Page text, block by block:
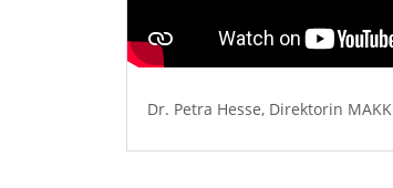
Dr. Petra Hesse, Direktorin MAKK